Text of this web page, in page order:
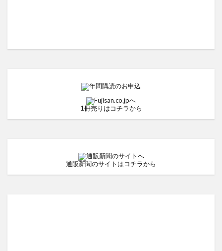
1冊売りはコチラから
通販新聞のサイトはコチラから